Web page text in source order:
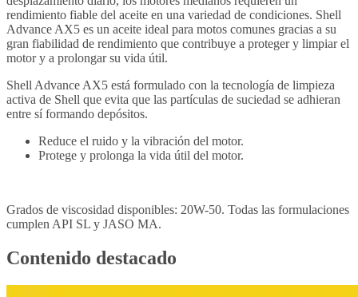
rendimiento fiable del aceite en una variedad de condiciones. Shell
Advance AX5 es un aceite ideal para motos comunes gracias a su
gran fiabilidad de rendimiento que contribuye a proteger y limpiar el
motor y a prolongar su vida útil.
Shell Advance AX5 está formulado con la tecnología de limpieza
activa de Shell que evita que las partículas de suciedad se adhieran
entre sí formando depósitos.
Reduce el ruido y la vibración del motor.
Protege y prolonga la vida útil del motor.
Grados de viscosidad disponibles: 20W-50. Todas las formulaciones
cumplen API SL y JASO MA.
Contenido destacado